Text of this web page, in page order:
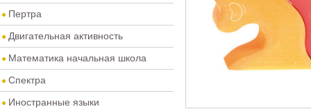
Пертра
Двигательная активность
Математика начальная школа
Спектра
Иностранные языки